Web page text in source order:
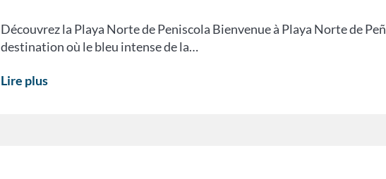
Découvrez la Playa Norte de Peniscola Bienvenue à Playa Norte de
destination où le bleu intense de la…
Lire plus